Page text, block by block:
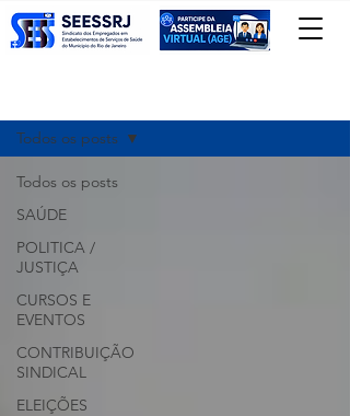
Todos os posts
SAÚDE
POLITICA /
JUSTIÇA
CURSOS E
EVENTOS
CONTRIBUIÇÃO
SINDICAL
ELEIÇÕES
Todos os posts